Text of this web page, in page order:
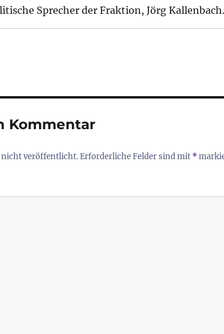
Sprecher der Fraktion, Jörg Kallenbach.
Kommentar
veröffentlicht.Erforderliche Felder sind mit *